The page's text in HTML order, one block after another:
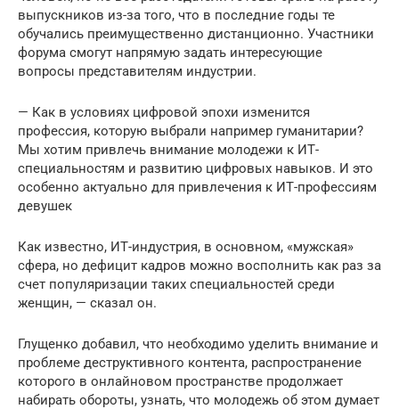
выпускников из-за того, что в последние годы те
обучались преимущественно дистанционно. Участники
форума смогут напрямую задать интересующие
вопросы представителям индустрии.
— Как в условиях цифровой эпохи изменится
профессия, которую выбрали например гуманитарии?
Мы хотим привлечь внимание молодежи к ИТ-
специальностям и развитию цифровых навыков. И это
особенно актуально для привлечения к ИТ-профессиям
девушек
Как известно, ИТ-индустрия, в основном, «мужская»
сфера, но дефицит кадров можно восполнить как раз за
счет популяризации таких специальностей среди
женщин, — сказал он.
Глущенко добавил, что необходимо уделить внимание и
проблеме деструктивного контента, распространение
которого в онлайновом пространстве продолжает
набирать обороты, узнать, что молодежь об этом думает